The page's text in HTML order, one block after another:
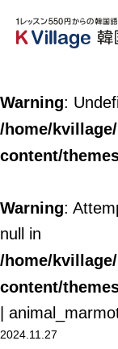
ご入校までの流
韓国語講師紹介
K Village韓国留学
韓国語お役立ち
Warning:
/home/
content/
Warning:
null in
/home/
content/
|
2024.11.27